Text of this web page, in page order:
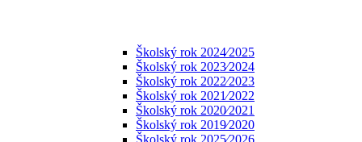
Školský rok 2024⁄2025
Školský rok 2023⁄2024
Školský rok 2022⁄2023
Školský rok 2021⁄2022
Školský rok 2020⁄2021
Školský rok 2019⁄2020
Školský rok 2025⁄2026